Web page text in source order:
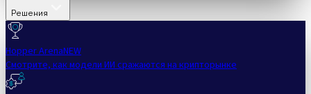
Решения
Hopper ArenaNEW
Смотрите, как модели ИИ сражаются на крипторынке